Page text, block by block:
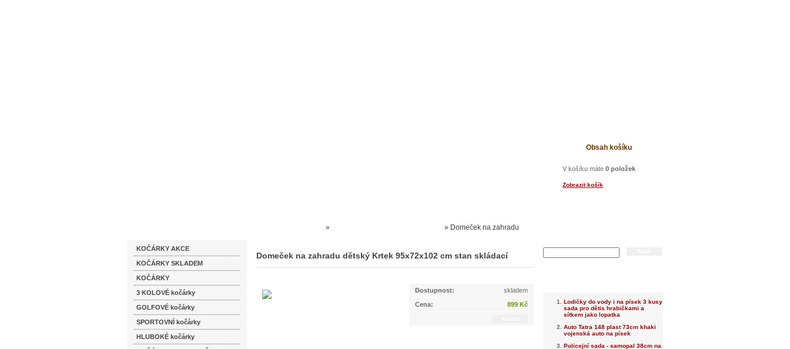
Obsah košíku
V košíku máte 0 položek
Zobrazit košík
KOČÁRKY AKCE
KOČÁRKY SKLADEM
KOČÁRKY
3 KOLOVÉ kočárky
GOLFOVÉ kočárky
SPORTOVNÍ kočárky
HLUBOKÉ kočárky
» » Domeček na zahradu
dětský Krtek 95x72x102 cm stan skládací
Domeček na zahradu dětský Krtek 95x72x102 cm stan skládací
Dostupnost:
skladem
Cena:
899 Kč
Lodičky do vody i na písek 3 kusy
sada pro dětis hrabičkami a
sítkem jako lopatka
Auto Tatra 148 plast 73cm khaki
vojenská auto na písek
Policejní sada - samopal 38cm na